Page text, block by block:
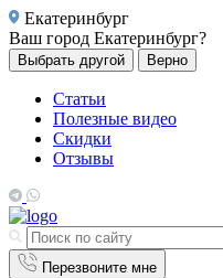
Екатеринбург
Ваш город Екатеринбург?
Выбрать другой Верно
Статьи
Полезные видео
Скидки
Отзывы
Перезвоните мне